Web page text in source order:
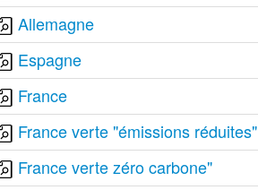
Allemagne
Espagne
France
France verte "émissions réduites"
France verte zéro carbone"